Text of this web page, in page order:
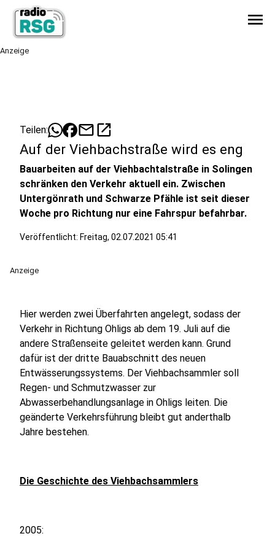
menu
Anzeige
Teilen: mailopen_in_new
Auf der Viehbachstraße wird es eng
Bauarbeiten auf der Viehbachtalstraße in Solingen
schränken den Verkehr aktuell ein. Zwischen
Untergönrath und Schwarze Pfähle ist seit dieser
Woche pro Richtung nur eine Fahrspur befahrbar.
Veröffentlicht: Freitag, 02.07.2021 05:41
Anzeige
Hier werden zwei Überfahrten angelegt, sodass der
Verkehr in Richtung Ohligs ab dem 19. Juli auf die
andere Straßenseite geleitet werden kann. Grund
dafür ist der dritte Bauabschnitt des neuen
Entwässerungssystems. Der Viehbachsammler soll
Regen- und Schmutzwasser zur
Abwasserbehandlungsanlage in Ohligs leiten. Die
geänderte Verkehrsführung bleibt gut anderthalb
Jahre bestehen.
Die Geschichte des Viehbachsammlers
2005: